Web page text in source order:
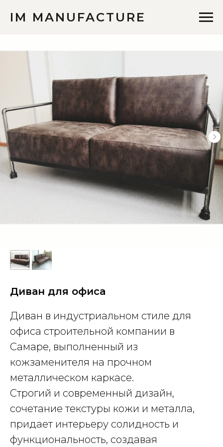
IM MANUFACTURE
Диван для офиса
Диван в индустриальном стиле для
офиса строительной компании в
Самаре, выполненный из
кожзаменителя на прочном
металлическом каркасе.
Строгий и современный дизайн,
сочетание текстуры кожи и металла,
придает интерьеру солидность и
функциональность, создавая